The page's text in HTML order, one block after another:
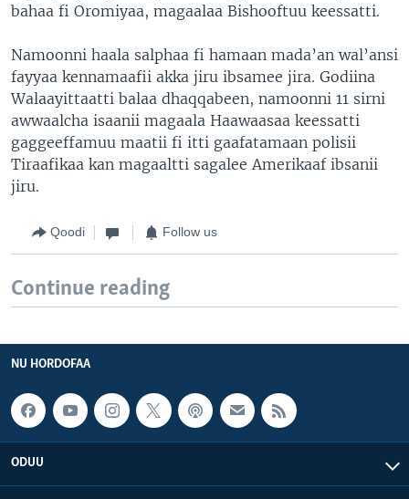
bahaa fi Oromiyaa, magaalaa Bishooftuu keessatti.
Namoonni haala salphaa fi hamaan mada’an wal’ansi
fayyaa kennamaafii akka jiru ibsamee jira. Godiina
Walaayittaatti balaa dhaqqabeen, namoonni 11 sirni
awwaalcha isaanii magaala Haawaasaa keessatti
gaggeeffamuu maatii fi itti gaafatamaan polisii
Tiraafikaa kan magaaltti sagalee Amerikaaf ibsanii
jiru.
Qoodi Follow us
Continue reading
NU HORDOFAA
ODUU